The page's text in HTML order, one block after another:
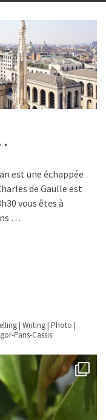
est une échappée
de Gaulle est
vous êtes à
…
| Writing | Photo |
Paris-Cassis